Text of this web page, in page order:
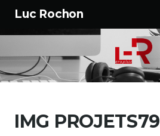
Luc Rochon
contenu
principalIMG PROJETS79